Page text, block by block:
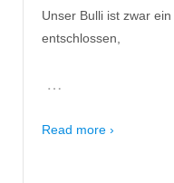
Unser Bulli ist zwar
entschlossen,
…
Read more ›